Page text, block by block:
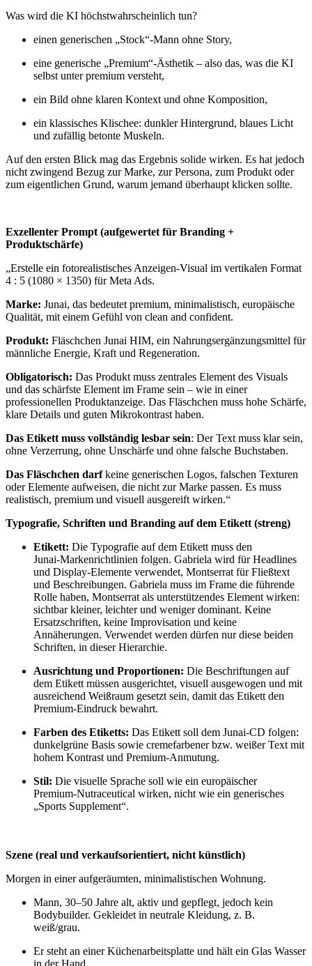
Was wird die KI höchstwahrscheinlich tun?
einen generischen „Stock“-Mann ohne Story,
eine generische „Premium“-Ästhetik – also das, was die KI
selbst unter premium versteht,
ein Bild ohne klaren Kontext und ohne Komposition,
ein klassisches Klischee: dunkler Hintergrund, blaues Licht
und zufällig betonte Muskeln.
Auf den ersten Blick mag das Ergebnis solide wirken. Es hat jedoch
nicht zwingend Bezug zur Marke, zur Persona, zum Produkt oder
zum eigentlichen Grund, warum jemand überhaupt klicken sollte.
Exzellenter Prompt (aufgewertet für Branding +
Produktschärfe)
„Erstelle ein fotorealistisches Anzeigen‑Visual im vertikalen Format
4 : 5 (1080 × 1350) für Meta Ads.
Marke: Junai, das bedeutet premium, minimalistisch, europäische
Qualität, mit einem Gefühl von clean and confident.
Produkt: Fläschchen Junai HIM, ein Nahrungsergänzungsmittel für
männliche Energie, Kraft und Regeneration.
Obligatorisch: Das Produkt muss zentrales Element des Visuals
und das schärfste Element im Frame sein – wie in einer
professionellen Produktanzeige. Das Fläschchen muss hohe Schärfe,
klare Details und guten Mikrokontrast haben.
Das Etikett muss vollständig lesbar sein: Der Text muss klar sein,
ohne Verzerrung, ohne Unschärfe und ohne falsche Buchstaben.
Das Fläschchen darfkeine generischen Logos, falschen Texturen
oder Elemente aufweisen, die nicht zur Marke passen. Es muss
realistisch, premium und visuell ausgereift wirken.“
Typografie, Schriften und Branding auf dem Etikett (streng)
Etikett: Die Typografie auf dem Etikett muss den
Junai‑Markenrichtlinien folgen. Gabriela wird für Headlines
und Display‑Elemente verwendet, Montserrat für Fließtext
und Beschreibungen. Gabriela muss im Frame die führende
Rolle haben, Montserrat als unterstützendes Element wirken:
sichtbar kleiner, leichter und weniger dominant. Keine
Ersatzschriften, keine Improvisation und keine
Annäherungen. Verwendet werden dürfen nur diese beiden
Schriften, in dieser Hierarchie.
Ausrichtung und Proportionen: Die Beschriftungen auf
dem Etikett müssen ausgerichtet, visuell ausgewogen und mit
ausreichend Weißraum gesetzt sein, damit das Etikett den
Premium‑Eindruck bewahrt.
Farben des Etiketts: Das Etikett soll dem Junai‑CD folgen:
dunkelgrüne Basis sowie cremefarbener bzw. weißer Text mit
hohem Kontrast und Premium‑Anmutung.
Stil: Die visuelle Sprache soll wie ein europäischer
Premium‑Nutraceutical wirken, nicht wie ein generisches
„Sports Supplement“.
Szene (real und verkaufsorientiert, nicht künstlich)
Morgen in einer aufgeräumten, minimalistischen Wohnung.
Mann, 30–50 Jahre alt, aktiv und gepflegt, jedoch kein
Bodybuilder. Gekleidet in neutrale Kleidung, z. B.
weiß/grau.
Er steht an einer Küchenarbeitsplatte und hält ein Glas Wasser
in der Hand.